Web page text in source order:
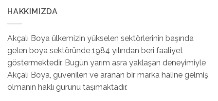
HAKKIMIZDA
Akçalı Boya ülkemizin yükselen sektörlerinin başında
gelen boya sektöründe 1984 yılından beri faaliyet
göstermektedir. Bugün yarım asra yaklaşan deneyimiyle
Akçalı Boya, güvenilen ve aranan bir marka haline gelmiş
olmanın haklı gurunu taşımaktadır.